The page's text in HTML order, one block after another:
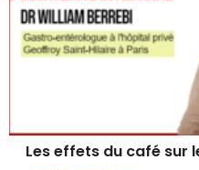
Les effets du café sur